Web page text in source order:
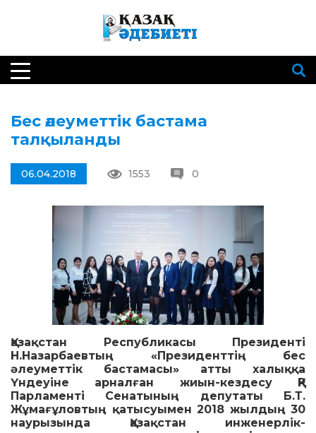
Бес әлеуметтік бастама
талқыланды
06.04.2018 1553 0
Қазақстан Республикасы Пре­зи­ден­ті
Н.Назарбаевтың «Пре­зи­денттің бес
әлеуметтік бастамасы» атты халыққа
Үндеуіне арналған жиын-кездесу ҚР
Парламенті Сенатының депутаты Б.Т.
Жұмағұловтың қатысуымен 2018 жылдың 30
наурызында Қазақстан инженерлік-